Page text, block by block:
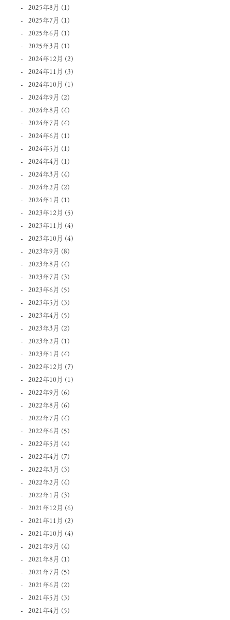
2025年8月 (1)
2025年7月 (1)
2025年6月 (1)
2025年3月 (1)
2024年12月 (2)
2024年11月 (3)
2024年10月 (1)
2024年9月 (2)
2024年8月 (4)
2024年7月 (4)
2024年6月 (1)
2024年5月 (1)
2024年4月 (1)
2024年3月 (4)
2024年2月 (2)
2024年1月 (1)
2023年12月 (5)
2023年11月 (4)
2023年10月 (4)
2023年9月 (8)
2023年8月 (4)
2023年7月 (3)
2023年6月 (5)
2023年5月 (3)
2023年4月 (5)
2023年3月 (2)
2023年2月 (1)
2023年1月 (4)
2022年12月 (7)
2022年10月 (1)
2022年9月 (6)
2022年8月 (6)
2022年7月 (4)
2022年6月 (5)
2022年5月 (4)
2022年4月 (7)
2022年3月 (3)
2022年2月 (4)
2022年1月 (3)
2021年12月 (6)
2021年11月 (2)
2021年10月 (4)
2021年9月 (4)
2021年8月 (1)
2021年7月 (5)
2021年6月 (2)
2021年5月 (3)
2021年4月 (5)